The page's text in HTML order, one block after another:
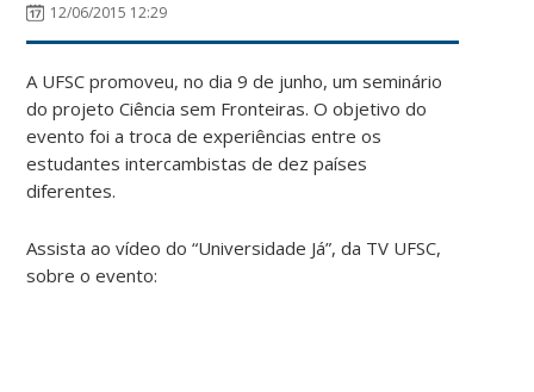
12/06/2015 12:29
A UFSC promoveu, no dia 9 de junho, um seminário
do projeto Ciência sem Fronteiras. O objetivo do
evento foi a troca de experiências entre os
estudantes intercambistas de dez países
diferentes.
Assista ao vídeo do “Universidade Já”, da TV UFSC,
sobre o evento: